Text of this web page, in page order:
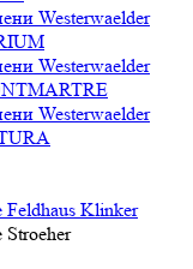
Westerwaelder
Westerwaelder
Westerwaelder
Klinker